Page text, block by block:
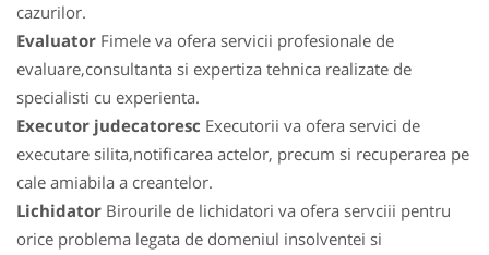
cazurilor.
Evaluator Fimele va ofera servicii profesionale de
evaluare,consultanta si expertiza tehnica realizate de
specialisti cu experienta.
Executor judecatoresc Executorii va ofera servici de
executare silita,notificarea actelor, precum si recuperarea pe
cale amiabila a creantelor.
Lichidator Birourile de lichidatori va ofera servciii pentru
orice problema legata de domeniul insolventei si